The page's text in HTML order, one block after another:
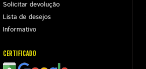
Solicitar devolução
Lista de desejos
Informativo
CERTIFICADO